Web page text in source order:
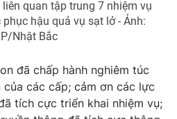
quan tập trung 7 nhiệm vụ
hậu quả vụ sạt lở - Ảnh:
Nhật Bắc
đã chấp hành nghiêm túc
các cấp; cảm ơn các lực
tích cực triển khai nhiệm vụ;